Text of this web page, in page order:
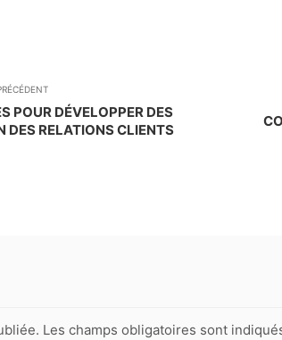
POUR DÉVELOPPER DES
DES RELATIONS CLIENTS
Les champs obligatoires sont